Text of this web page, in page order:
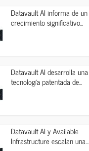
Datavault AI informa de un
crecimiento significativo...
Datavault AI desarrolla una
tecnología patentada de...
Datavault AI y Available
Infrastructure escalan una...